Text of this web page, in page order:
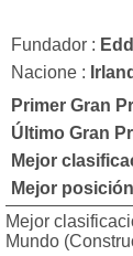
Fundador :
Nacione :
Primer Gran
Último Gran
Mejor
Mejor
Mejor
Mundo